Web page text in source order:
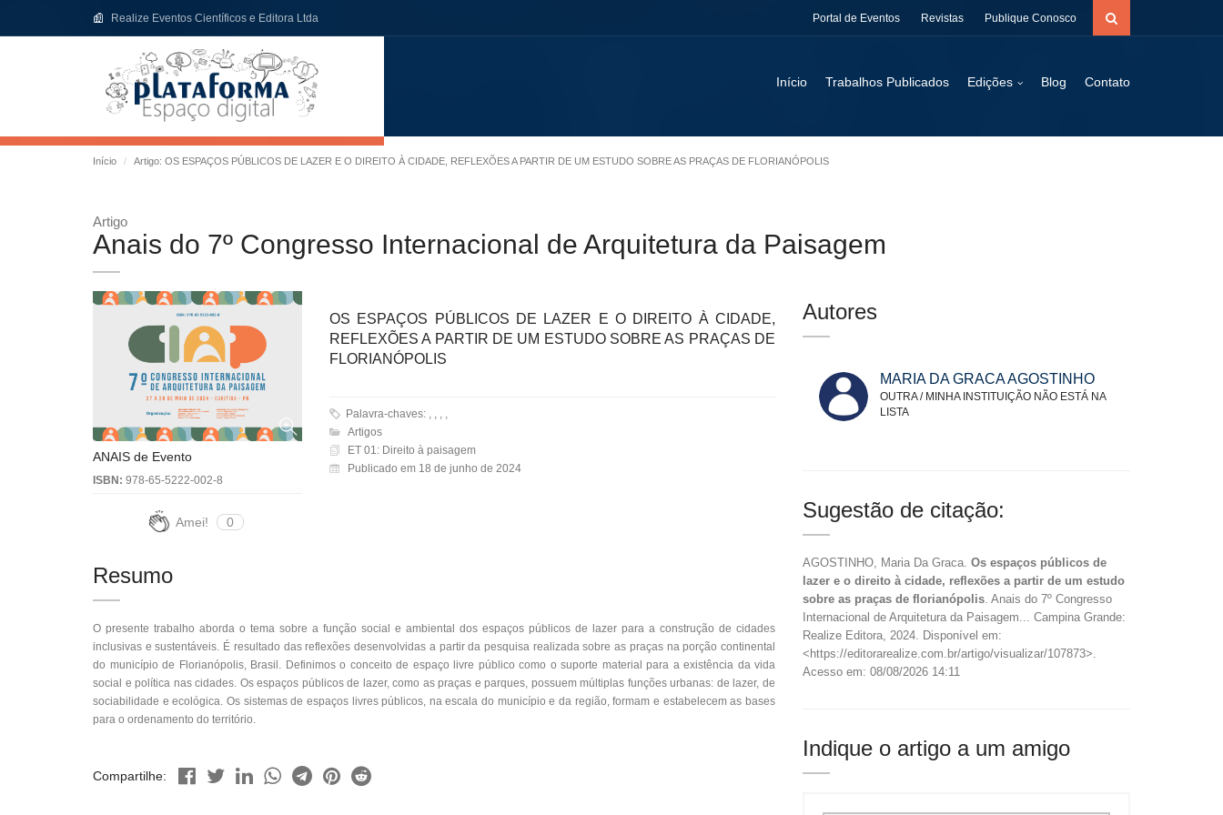
Realize Eventos Científicos e Editora Ltda Portal de Eventos Revistas Publique Conosco
Início Trabalhos Publicados Edições Blog Contato
Início Artigo: OS ESPAÇOS PÚBLICOS DE LAZER E O DIREITO À CIDADE, REFLEXÕES A PARTIR DE UM ESTUDO SOBRE AS PRAÇAS DE FLORIANÓPOLIS
Artigo
Anais do 7º Congresso Internacional de Arquitetura da Paisagem
ANAIS de Evento
ISBN: 978-65-5222-002-8
Amei! 0
OS ESPAÇOS PÚBLICOS DE LAZER E O DIREITO À CIDADE,
REFLEXÕES A PARTIR DE UM ESTUDO SOBRE AS PRAÇAS DE
FLORIANÓPOLIS
Palavra-chaves: , , , ,
Artigos
ET 01: Direito à paisagem
Publicado em 18 de junho de 2024
Resumo
O presente trabalho aborda o tema sobre a função social e ambiental dos espaços públicos de lazer para a construção de cidades
inclusivas e sustentáveis. É resultado das reflexões desenvolvidas a partir da pesquisa realizada sobre as praças na porção continental
do município de Florianópolis, Brasil. Definimos o conceito de espaço livre público como o suporte material para a existência da vida
social e política nas cidades. Os espaços públicos de lazer, como as praças e parques, possuem múltiplas funções urbanas: de lazer, de
sociabilidade e ecológica. Os sistemas de espaços livres públicos, na escala do município e da região, formam e estabelecem as bases
para o ordenamento do território.
Compartilhe:
Autores
MARIA DA GRACA AGOSTINHO
OUTRA / MINHA INSTITUIÇÃO NÃO ESTÁ NA
LISTA
Sugestão de citação:
AGOSTINHO, Maria Da Graca. Os espaços públicos de
lazer e o direito à cidade, reflexões a partir de um estudo
sobre as praças de florianópolis. Anais do 7º Congresso
Internacional de Arquitetura da Paisagem... Campina Grande:
Realize Editora, 2024. Disponível em:
<https://editorarealize.com.br/artigo/visualizar/107873>.
Acesso em: 08/08/2026 14:11
Indique o artigo a um amigo